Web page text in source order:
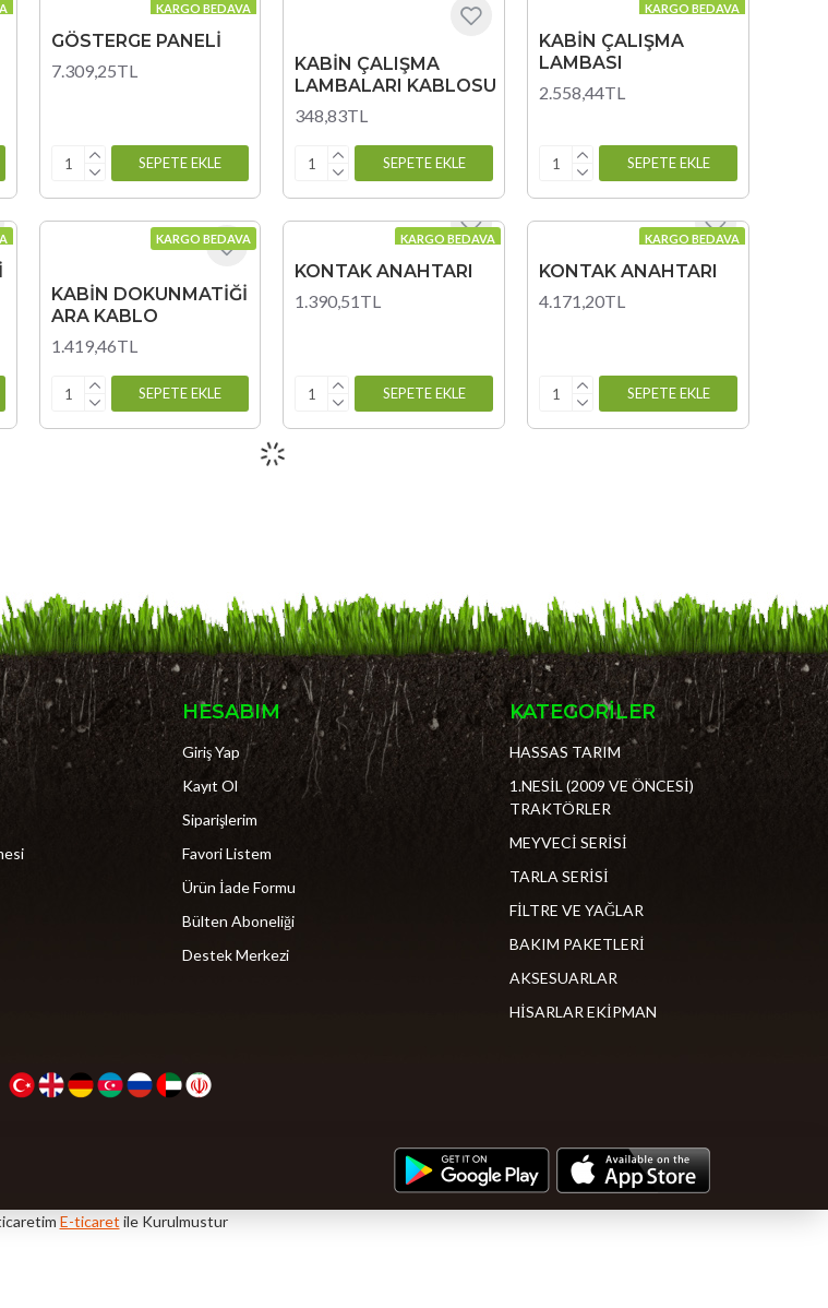
KARGO BEDAVA
GÖSTERGE PANELİ
7.309,25TL
SEPETE EKLE
KABİN ÇALIŞMA
LAMBALARI KABLOSU
348,83TL
SEPETE EKLE
KARGO BEDAVA
KABİN ÇALIŞMA
LAMBASI
2.558,44TL
SEPETE EKLE
KARGO BEDAVA
KABİN DOKUNMATİĞİ
ARA KABLO
1.419,46TL
SEPETE EKLE
KARGO BEDAVA
KONTAK ANAHTARI
1.390,51TL
SEPETE EKLE
KARGO BEDAVA
KONTAK ANAHTARI
4.171,20TL
SEPETE EKLE
HESABIM
Giriş Yap
Kayıt Ol
Siparişlerim
Favori Listem
Ürün İade Formu
Bülten Aboneliği
Destek Merkezi
KATEGORİLER
HASSAS TARIM
1.NESİL (2009 VE ÖNCESİ)
TRAKTÖRLER
MEYVECİ SERİSİ
TARLA SERİSİ
FİLTRE VE YAĞLAR
BAKIM PAKETLERİ
AKSESUARLAR
HİSARLAR EKİPMAN
E-ticaretile Kurulmustur